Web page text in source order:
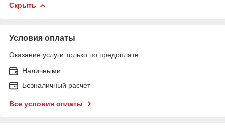
Скрыть
Условия оплаты
Оказание услуги только по предоплате.
Наличными
Безналичный расчет
Все условия оплаты